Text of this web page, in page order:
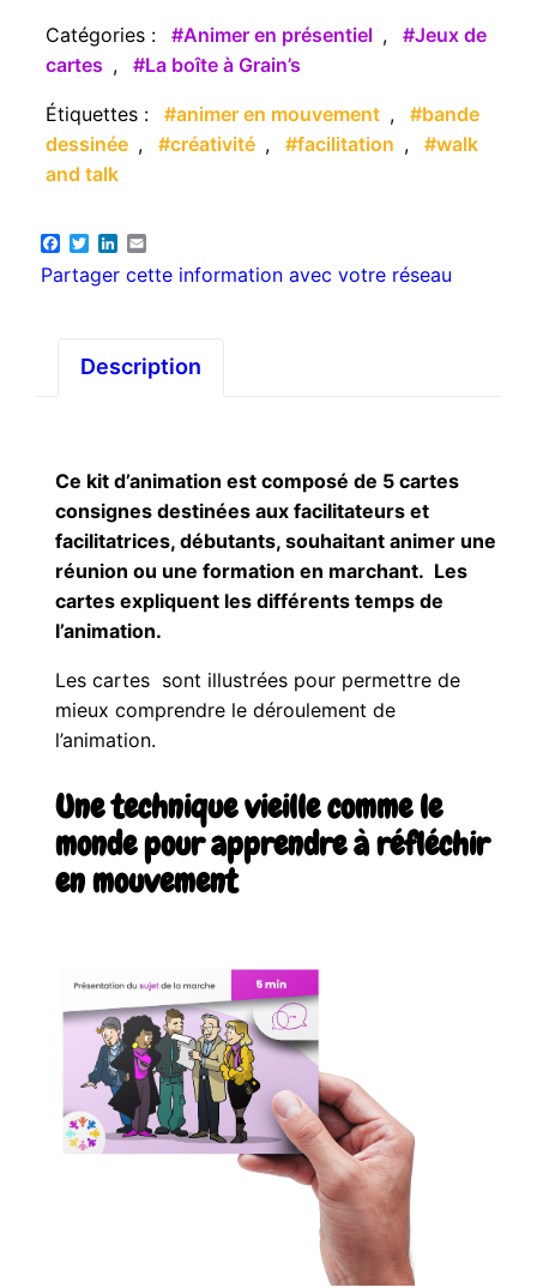
and
Catégories : Animer en présentiel ,
Jeux de
cartes , La boîte à Grain’s
Étiquettes : animer en mouvement ,
bande
dessinée , créativité , facilitation ,
walk
and talk
Facebook
TwitterLinkedIn
Partager cette information avec votre réseau
Description
Ce kit d’animation est composé de 5 cartes
consignes destinées aux facilitateurs et
facilitatrices, débutants, souhaitant animer une
réunion ou une formation en marchant. Les
cartes expliquent les différents temps de
l’animation.
Les cartes sont illustrées pour permettre de
mieux comprendre le déroulement de
l’animation.
Une technique vieille comme le
monde pour apprendre à réfléchir
en mouvement